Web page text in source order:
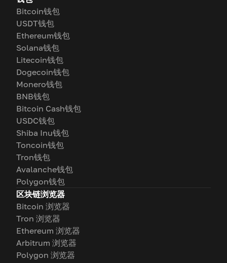
Bitcoin钱包
USDT钱包
Ethereum钱包
Solana钱包
Litecoin钱包
Dogecoin钱包
Monero钱包
BNB钱包
Bitcoin Cash钱包
USDC钱包
Shiba Inu钱包
Toncoin钱包
Tron钱包
Avalanche钱包
Polygon钱包
区块链浏览器
Bitcoin 浏览器
Tron 浏览器
Ethereum 浏览器
Arbitrum 浏览器
Polygon 浏览器